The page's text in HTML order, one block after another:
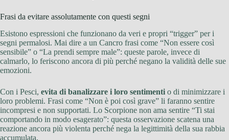
Frasi da evitare assolutamente con questi segni
Esistono espressioni che funzionano da veri e propri “trigger” per i
segni permalosi. Mai dire a un Cancro frasi come “Non essere così
sensibile” o “La prendi sempre male”: queste parole, invece di
calmarlo, lo feriscono ancora di più perché negano la validità delle sue
emozioni.
Con i Pesci, evita di banalizzare i loro sentimenti o di minimizzare i
loro problemi. Frasi come “Non è poi così grave” li faranno sentire
incompresi e non supportati. Lo Scorpione non ama sentire “Ti stai
comportando in modo esagerato”: questa osservazione scatena una
reazione ancora più violenta perché nega la legittimità della sua rabbia
accumulata.